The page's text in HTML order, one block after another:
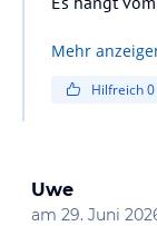
Mehr
Hilfreich0
Uwe
am 29. Juni